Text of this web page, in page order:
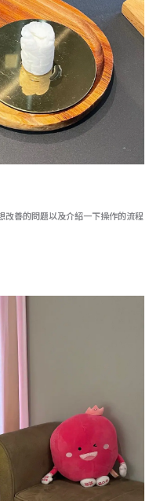
善的問題以及介紹一下操作的流程